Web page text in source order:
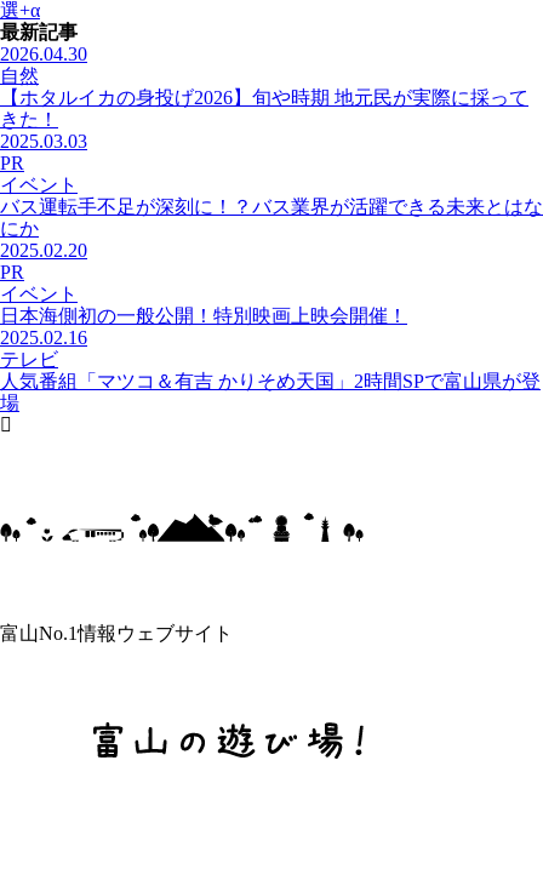
選+α
最新記事
2026.04.30
自然
【ホタルイカの身投げ2026】旬や時期 地元民が実際に採って
きた！
2025.03.03
PR
イベント
バス運転手不足が深刻に！？バス業界が活躍できる未来とはな
にか
2025.02.20
PR
イベント
日本海側初の一般公開！特別映画上映会開催！
2025.02.16
テレビ
人気番組「マツコ＆有吉 かりそめ天国」2時間SPで富山県が登
場
富山No.1情報ウェブサイト